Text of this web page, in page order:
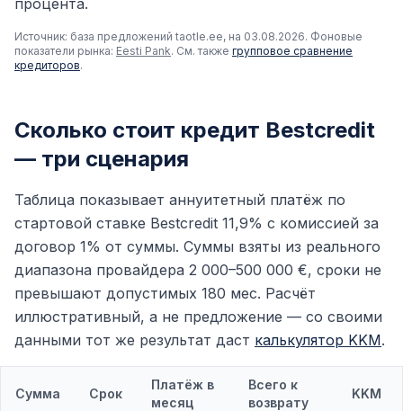
процента.
Источник: база предложений taotle.ee, на 03.08.2026. Фоновые
показатели рынка: Eesti Pank. См. также групповое сравнение
кредиторов.
Сколько стоит кредит Bestcredit
— три сценария
Таблица показывает аннуитетный платёж по
стартовой ставке Bestcredit 11,9% с комиссией за
договор 1% от суммы. Суммы взяты из реального
диапазона провайдера 2 000–500 000 €, сроки не
превышают допустимых 180 мес. Расчёт
иллюстративный, а не предложение — со своими
данными тот же результат даст калькулятор KKM.
Сумма Срок
Платёж в
месяц
Всего к
возврату
KKM